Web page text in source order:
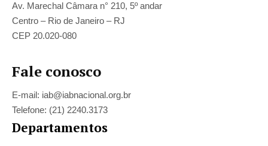
Av. Marechal Câmara n° 210, 5º andar
Centro – Rio de Janeiro – RJ
CEP 20.020-080
Fale conosco
E-mail: iab@iabnacional.org.br
Telefone: (21) 2240.3173
Departamentos